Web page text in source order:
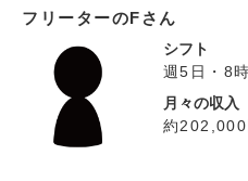
フリーターのFさん
シフト
週5日・8
月々の収入
約202,000